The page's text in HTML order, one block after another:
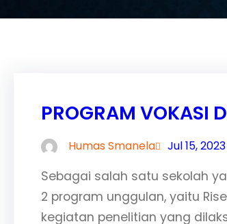
PROGRAM VOKASI
Humas Smanela Jul 15, 2023
Sebagai salah satu sekolah
2 program unggulan, yaitu
kegiatan penelitian yang